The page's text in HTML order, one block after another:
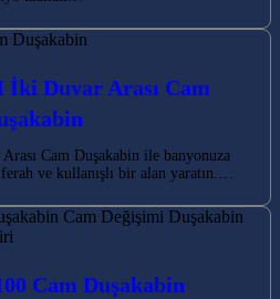
İki Duvar Arası Cam
Cam Duşakabin ile banyonuza
ve kullanışlı bir alan yaratın.…
Cam Duşakabin